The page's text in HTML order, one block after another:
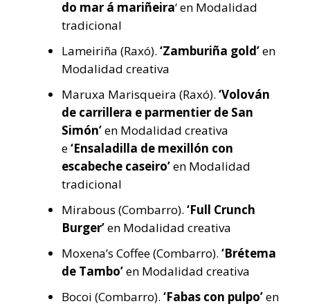
do mar á mariñeira‘ en Modalidad
tradicional
Lameiriña (Raxó). ‘Zamburiña gold’en
Modalidad creativa
Maruxa Marisqueira (Raxó). ‘Volován
de carrillera e parmentier de San
Simón’en Modalidad creativa
e‘Ensaladilla de mexillón con
escabeche caseiro’en Modalidad
tradicional
Mirabous (Combarro). ‘Full Crunch
Burger’en Modalidad creativa
Moxena’s Coffee (Combarro). ‘Brétema
de Tambo’en Modalidad creativa
Bocoi (Combarro). ‘Fabas con pulpo’en